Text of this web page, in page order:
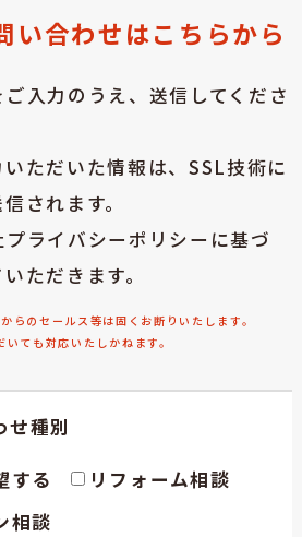
い合わせはこちらから
入力のうえ、送信してくださ
ただいた情報は、SSL技術に
されます。
ライバシーポリシーに基づ
ただきます。
らのセールス等は固くお断りいたします。
いても対応いたしかねます。
せ種別
する
リフォーム相談
相談